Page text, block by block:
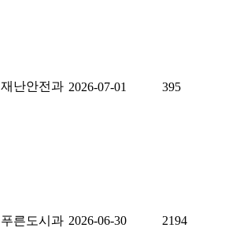
재난안전과 2026-07-01 395
푸른도시과 2026-06-30 2194